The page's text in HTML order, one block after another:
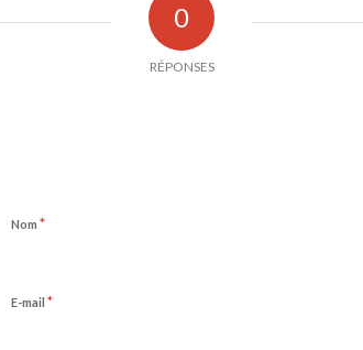
0
RÉPONSES
Nom *
E-mail *